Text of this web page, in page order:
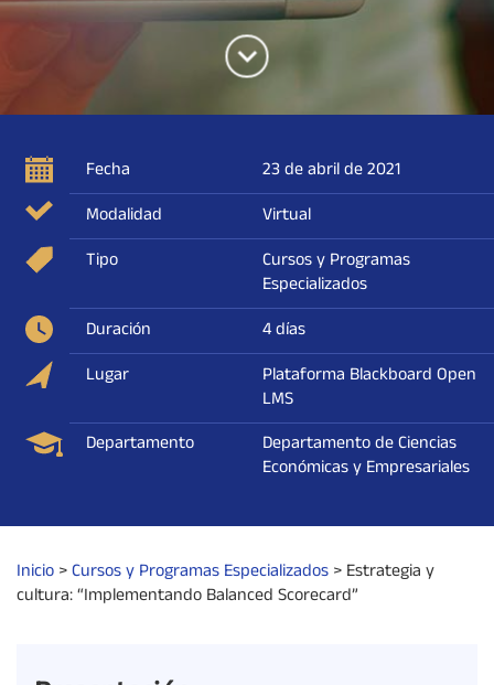
Fecha
23 de abril de 2021
Modalidad
Virtual
Tipo
Cursos y Programas
Especializados
Duración
4 días
Lugar
Plataforma Blackboard Open
LMS
Departamento
Departamento de Ciencias
Económicas y Empresariales
Inicio>Cursos y Programas Especializados>Estrategia y
cultura: “Implementando Balanced Scorecard”